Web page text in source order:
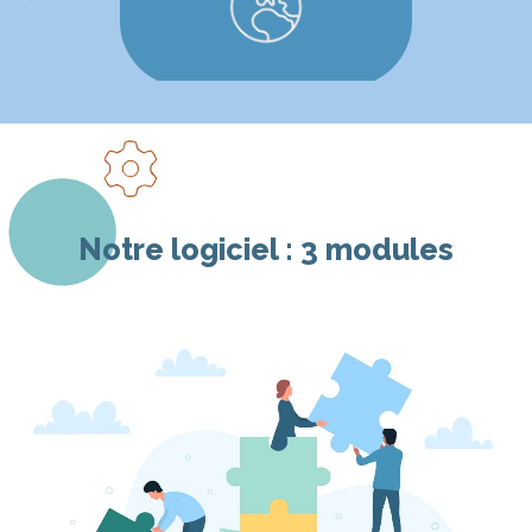
Notre logiciel : 3 modules